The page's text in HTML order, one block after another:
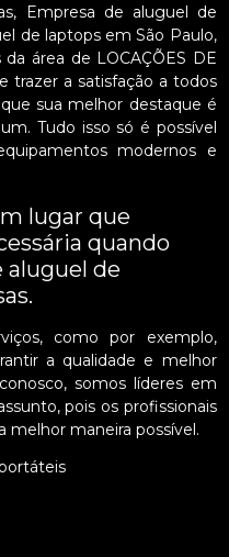
Empresa de aluguel de
de laptops em São Paulo,
área de LOCAÇÕES DE
trazer a satisfação a todos
sua melhor destaque é
Tudo isso só é possível
modernos e
lugar que
quando
aluguel de
como por exemplo,
a qualidade e melhor
somos líderes em
pois os profissionais
melhor maneira possível.